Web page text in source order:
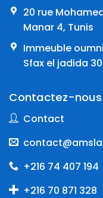
20 rue
Manar 4, Tunis
Immeuble
Sfax el jadida
Contactez-nous
Contact
+216 74 407 194
+216 70 871 328